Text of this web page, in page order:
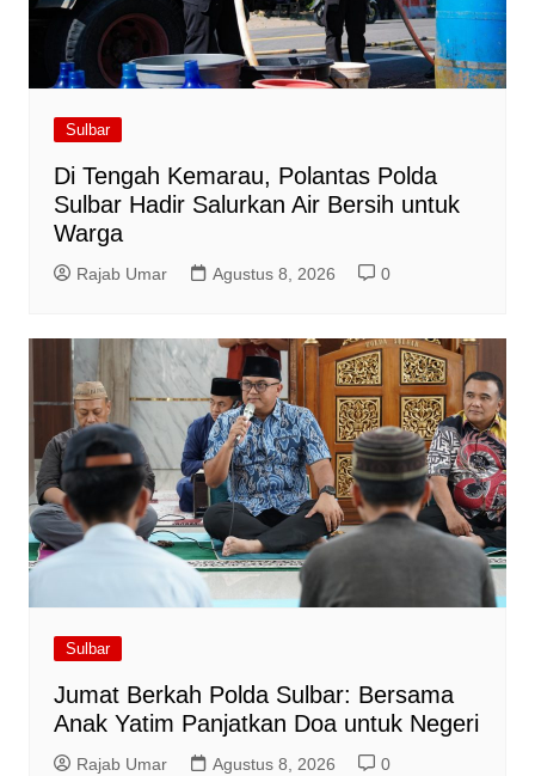
Sulbar
Di Tengah Kemarau, Polantas Polda
Sulbar Hadir Salurkan Air Bersih untuk
Warga
Rajab Umar Agustus 8, 2026 0
Sulbar
Jumat Berkah Polda Sulbar: Bersama
Anak Yatim Panjatkan Doa untuk Negeri
Rajab Umar Agustus 8, 2026 0